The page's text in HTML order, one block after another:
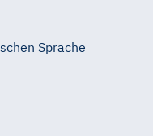
Sprache